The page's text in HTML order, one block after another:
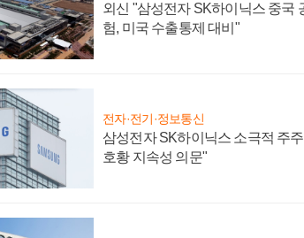
외신 "삼성전자 SK하이닉스 중국
험, 미국 수출통제 대비"
전자·전기·정보통신
삼성전자 SK하이닉스 소극적 주
호황 지속성 의문"